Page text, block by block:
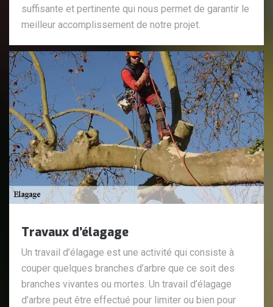
suffisante et pertinente qui nous permet de garantir le
meilleur accomplissement de notre projet.
Travaux d’élagage
Un travail d’élagage est une activité qui consiste à
couper quelques branches d’arbre que ce soit des
branches vivantes ou mortes. Un travail d’élagage
d’arbre peut être effectué pour limiter ou bien pour